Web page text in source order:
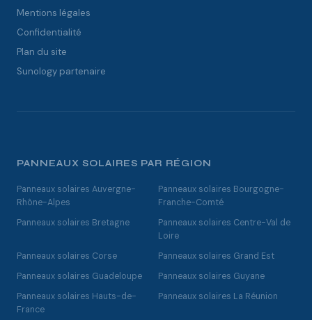
Mentions légales
Confidentialité
Plan du site
Sunology partenaire
PANNEAUX SOLAIRES PAR RÉGION
Panneaux solaires Auvergne-
Rhône-Alpes
Panneaux solaires Bourgogne-
Franche-Comté
Panneaux solaires Bretagne
Panneaux solaires Centre-Val de
Loire
Panneaux solaires Corse
Panneaux solaires Grand Est
Panneaux solaires Guadeloupe
Panneaux solaires Guyane
Panneaux solaires Hauts-de-
France
Panneaux solaires La Réunion